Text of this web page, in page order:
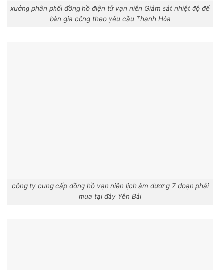
xưởng phân phối đồng hồ điện tử vạn niên Giám sát nhiệt độ để
bàn gia công theo yêu cầu Thanh Hóa
công ty cung cấp đồng hồ vạn niên lịch âm dương 7 đoạn phải
mua tại đây Yên Bái